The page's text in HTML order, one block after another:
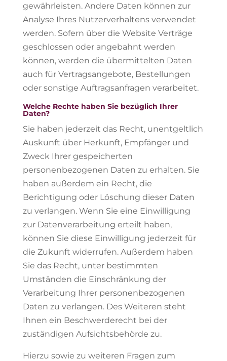
gewährleisten. Andere Daten können zur
Analyse Ihres Nutzerverhaltens verwendet
werden. Sofern über die Website Verträge
geschlossen oder angebahnt werden
können, werden die übermittelten Daten
auch für Vertragsangebote, Bestellungen
oder sonstige Auftragsanfragen verarbeitet.
Welche Rechte haben Sie bezüglich Ihrer
Daten?
Sie haben jederzeit das Recht, unentgeltlich
Auskunft über Herkunft, Empfänger und
Zweck Ihrer gespeicherten
personenbezogenen Daten zu erhalten. Sie
haben außerdem ein Recht, die
Berichtigung oder Löschung dieser Daten
zu verlangen. Wenn Sie eine Einwilligung
zur Datenverarbeitung erteilt haben,
können Sie diese Einwilligung jederzeit für
die Zukunft widerrufen. Außerdem haben
Sie das Recht, unter bestimmten
Umständen die Einschränkung der
Verarbeitung Ihrer personenbezogenen
Daten zu verlangen. Des Weiteren steht
Ihnen ein Beschwerderecht bei der
zuständigen Aufsichtsbehörde zu.
Hierzu sowie zu weiteren Fragen zum